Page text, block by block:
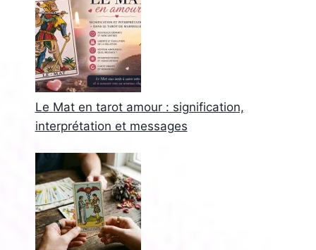
Le Mat en tarot amour : signification,
interprétation et messages